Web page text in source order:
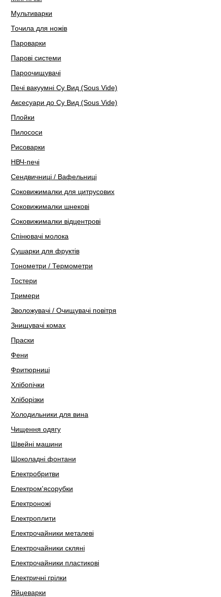
Мультиварки
Точила для ножів
Пароварки
Парові системи
Пароочищувачі
Печі вакуумні Су Вид (Sous Vide)
Аксесуари до Су Вид (Sous Vide)
Плойки
Пилососи
Рисоварки
НВЧ-печі
Сендвичниці / Вафельниці
Соковижималки для цитрусових
Соковижималки шнекові
Соковижималки відцентрові
Спінювачі молока
Сушарки для фруктів
Тонометри / Термометри
Тостери
Тримери
Зволожувачі / Очищувачі повітря
Знищувачі комах
Праски
Фени
Фритюрниці
Хлібопічки
Хліборізки
Холодильники для вина
Чищення одягу
Швейні машини
Шоколадні фонтани
Електробритви
Електром'ясорубки
Електроножі
Електроплити
Електрочайники металеві
Електрочайники скляні
Електрочайники пластикові
Електричні грілки
Яйцеварки